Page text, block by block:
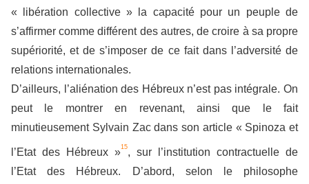
« libération collective » la capacité pour un peuple de
s’affirmer comme différent des autres, de croire à sa propre
supériorité, et de s’imposer de ce fait dans l’adversité de
relations internationales.
D’ailleurs, l’aliénation des Hébreux n’est pas intégrale. On
peut le montrer en revenant, ainsi que le fait
minutieusement Sylvain Zac dans son article « Spinoza et
l’Etat des Hébreux »15, sur l’institution contractuelle de
l’Etat des Hébreux. D’abord, selon le philosophe